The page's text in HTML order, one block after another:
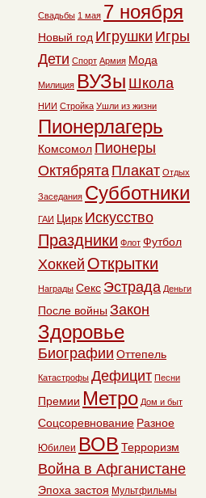
Свадьбы 1 мая 7 ноября
Новый год Игрушки Игры
Дети Спорт Армия Мода
Милиция ВУЗы Школа
НИИ Стройка Ушли из жизни
Пионерлагерь
Комсомол Пионеры
Октябрята Плакат Отдых
Заседания Субботники
ГАИ Цирк Искусство
Праздники Флот Футбол
Хоккей Открытки
Награды Секс Эстрада Деньги
После войны Закон
Здоровье
Биографии Оттепель
Катастрофы Дефицит Песни
Премии Метро Дом и быт
Соцсоревнование Разное
Юбилеи ВОВ Терроризм
Война в Афганистане
Эпоха застоя Мультфильмы